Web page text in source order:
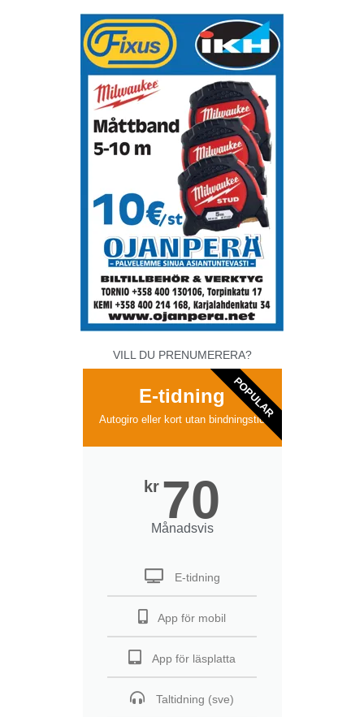
VILL DU PRENUMERERA?
E-tidning
Autogiro eller kort utan bindningstid
kr 70
Månadsvis
E-tidning
App för mobil
App för läsplatta
Taltidning (sve)
POPULAR